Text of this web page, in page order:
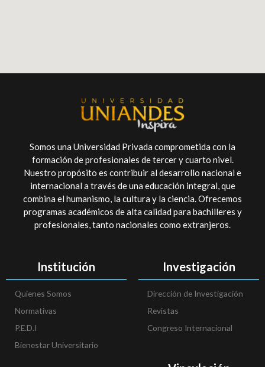
Somos una Universidad Privada comprometida con la
formación de profesionales de tercer y cuarto nivel.
Nuestro propósito es contribuir al desarrollo nacional e
internacional a través de una educación integral, que
combina el humanismo, la cultura y la ciencia. Ofrecemos
programas académicos de alta calidad para bachilleres y
profesionales, tanto nacionales como extranjeros.
Institución
Quienes Somos
Normativas
P.E.D.I
Bienestar Universitario
Investigación
Dirección de Investigación
Revistas
Congreso Internacional